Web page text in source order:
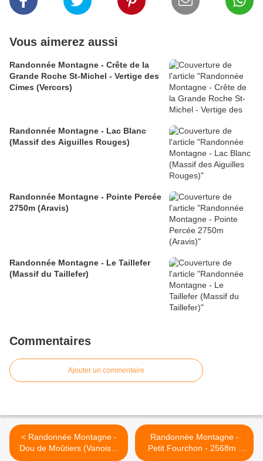
Vous aimerez aussi
Randonnée Montagne - Crête de la
Grande Roche St-Michel - Vertige des
Cimes (Vercors)
Randonnée Montagne - Lac Blanc
(Massif des Aiguilles Rouges)
Randonnée Montagne - Pointe Percée
2750m (Aravis)
Randonnée Montagne - Le Taillefer
(Massif du Taillefer)
Commentaires
Ajouter un commentaire
< Randonnée Montagne -
Dou de Moûtiers (Vanoise-
Randonnée Montagne -
Petit Fourchon - 2568m -